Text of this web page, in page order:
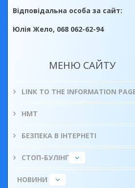
Відповідальна особа за сайт:
Юлія Жело, 068 062-62-94
МЕНЮ САЙТУ
LINK TO THE INFORMATION
НМТ
БЕЗПЕКА В ІНТЕРНЕТІ
СТОП-БУЛІНГ
НОВИНИ